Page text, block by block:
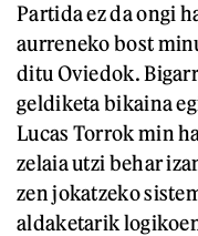
Partida ez da ongi
aurreneko bost
ditu Oviedok.
geldiketa bikaina
Lucas Torrok min
zelaia utzi behar
zen jokatzeko
aldaketarik